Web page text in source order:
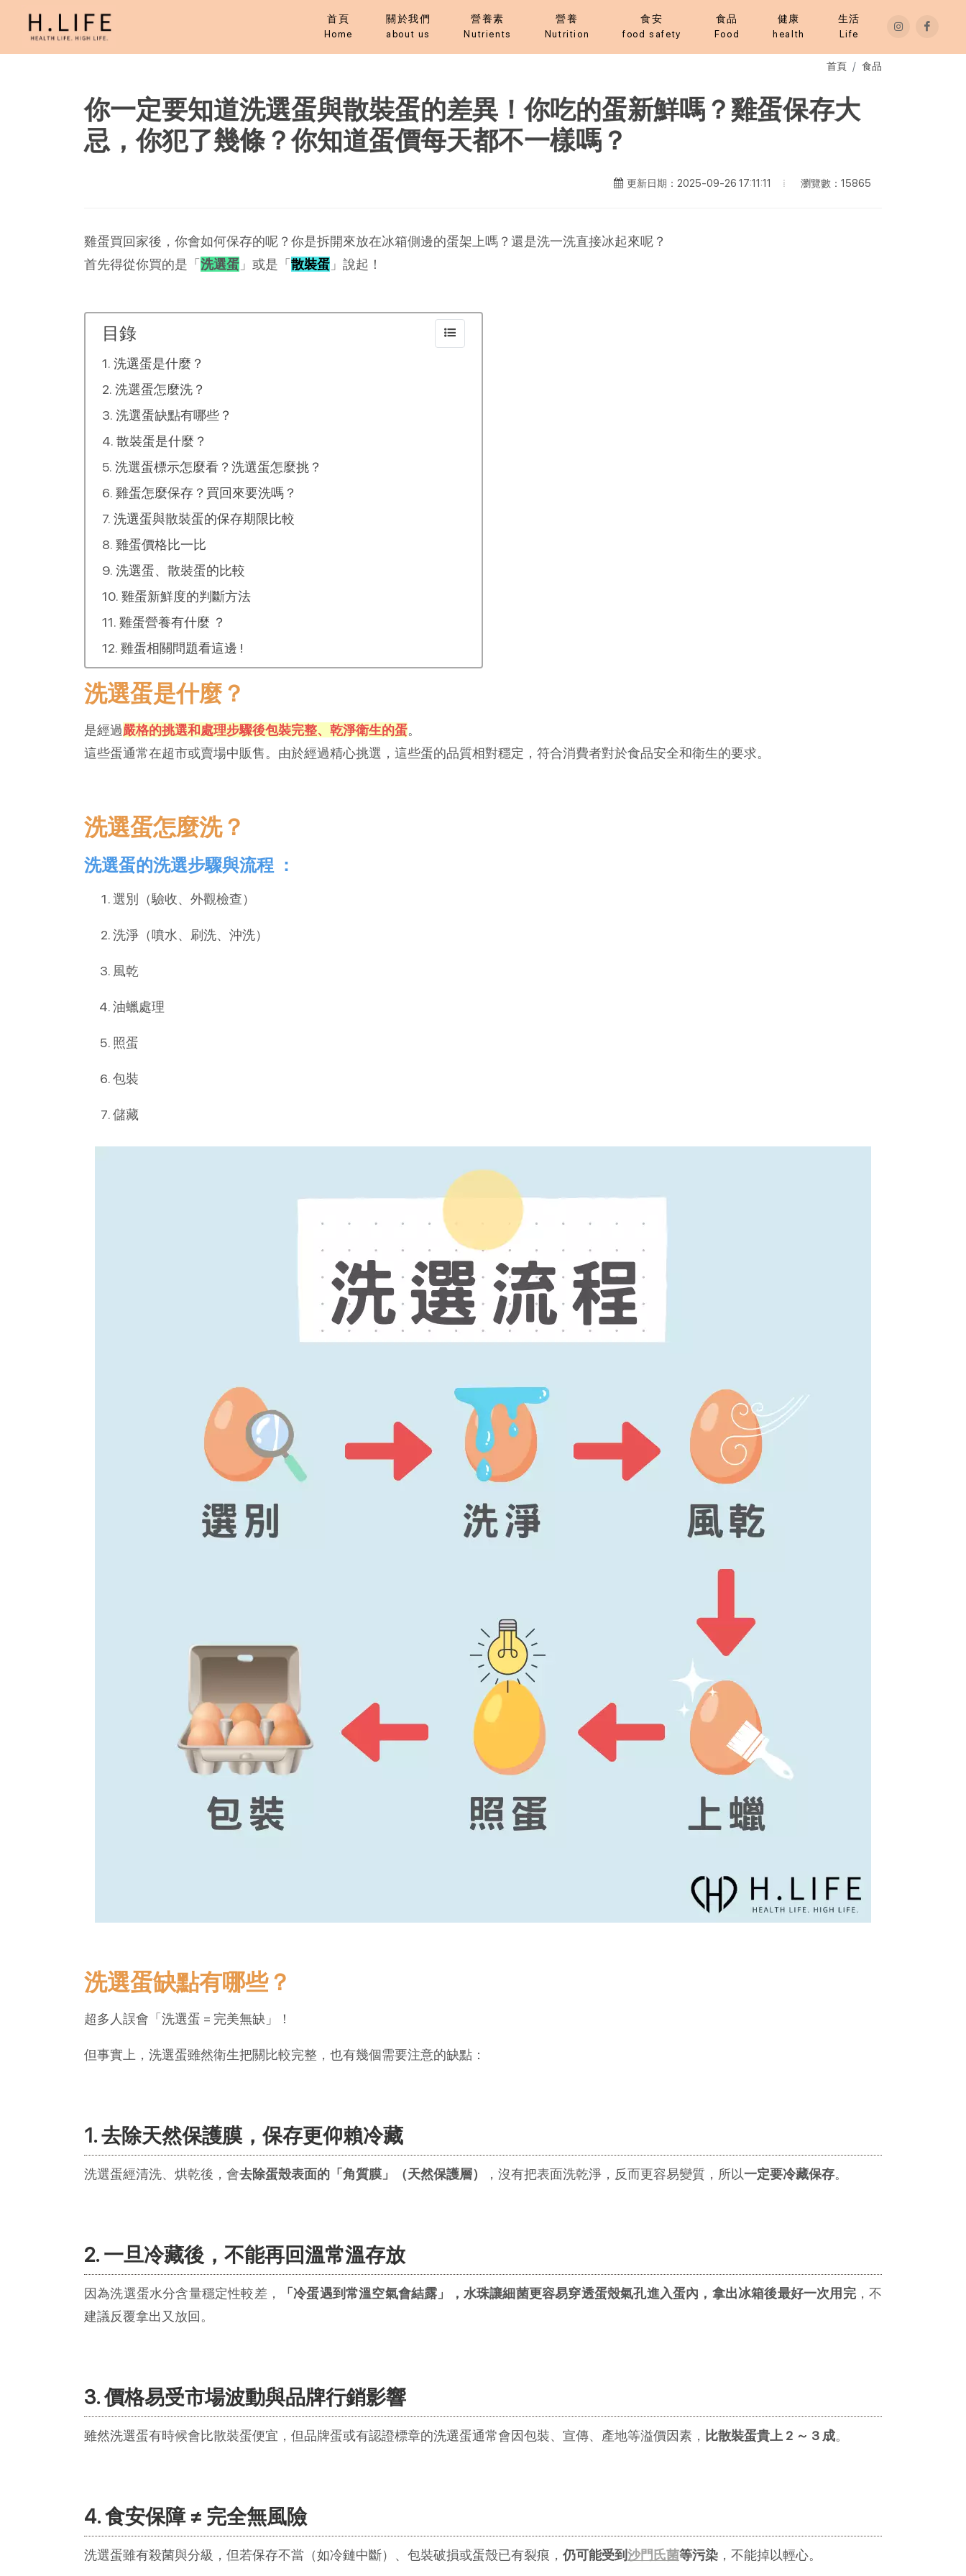
首頁
Home
關於我們
about us
營養素
Nutrients
營養
Nutrition
食安
food safety
食品
Food
健康
health
生活
Life
首頁 食品
你一定要知道洗選蛋與散裝蛋的差異！你吃的蛋新鮮嗎？雞蛋保存大
忌，你犯了幾條？你知道蛋價每天都不一樣嗎？
更新日期：2025-09-26 17:11:11 瀏覽數：15865
雞蛋買回家後，你會如何保存的呢？你是拆開來放在冰箱側邊的蛋架上嗎？還是洗一洗直接冰起來呢？
首先得從你買的是「 洗選蛋 」或是「 散裝蛋 」說起！
目錄
洗選蛋是什麼？
洗選蛋怎麼洗？
洗選蛋缺點有哪些？
散裝蛋是什麼？
洗選蛋標示怎麼看？洗選蛋怎麼挑？
雞蛋怎麼保存？買回來要洗嗎？
洗選蛋與散裝蛋的保存期限比較
雞蛋價格比一比
洗選蛋、散裝蛋的比較
雞蛋新鮮度的判斷方法
雞蛋營養有什麼 ？
雞蛋相關問題看這邊 !
洗選蛋是什麼？
是經過嚴格的挑選和處理步驟後包裝完整、乾淨衛生的蛋。
這些蛋通常在超市或賣場中販售。由於經過精心挑選，這些蛋的品質相對穩定，符合消費者對於食品安全和衛生的要求。
洗選蛋怎麼洗？
洗選蛋的洗選步驟與流程 ：
選別（驗收、外觀檢查）
洗淨（噴水、刷洗、沖洗）
風乾
油蠟處理
照蛋
包裝
儲藏
洗選蛋缺點有哪些？
超多人誤會「洗選蛋 = 完美無缺」！
但事實上，洗選蛋雖然衛生把關比較完整，也有幾個需要注意的缺點：
1. 去除天然保護膜，保存更仰賴冷藏
洗選蛋經清洗、烘乾後，會去除蛋殼表面的「角質膜」（天然保護層） ，沒有把表面洗乾淨，反而更容易變質，所以一定要冷藏保存。
2. 一旦冷藏後，不能再回溫常溫存放
因為洗選蛋水分含量穩定性較差， 「冷蛋遇到常溫空氣會結露」，水珠讓細菌更容易穿透蛋殼氣孔進入蛋內，拿出冰箱後最好一次用完，不
建議反覆拿出又放回。
3. 價格易受市場波動與品牌行銷影響
雖然洗選蛋有時候會比散裝蛋便宜，但品牌蛋或有認證標章的洗選蛋通常會因包裝、宣傳、產地等溢價因素， 比散裝蛋貴上 2 ～ 3 成。
4. 食安保障 ≠ 完全無風險
洗選蛋雖有殺菌與分級，但若保存不當（如冷鏈中斷）、包裝破損或蛋殼已有裂痕， 仍可能受到沙門氏菌等污染 ，不能掉以輕心。